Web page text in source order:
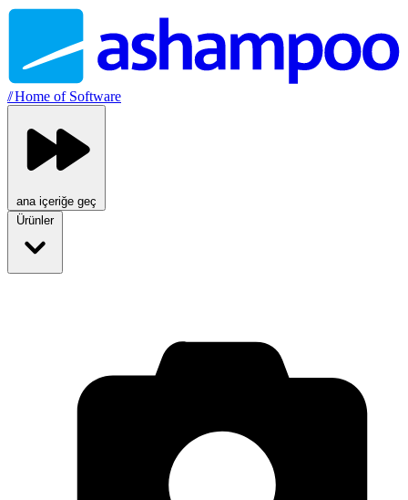
//Home of Software
ana içeriğe geç
Ürünler